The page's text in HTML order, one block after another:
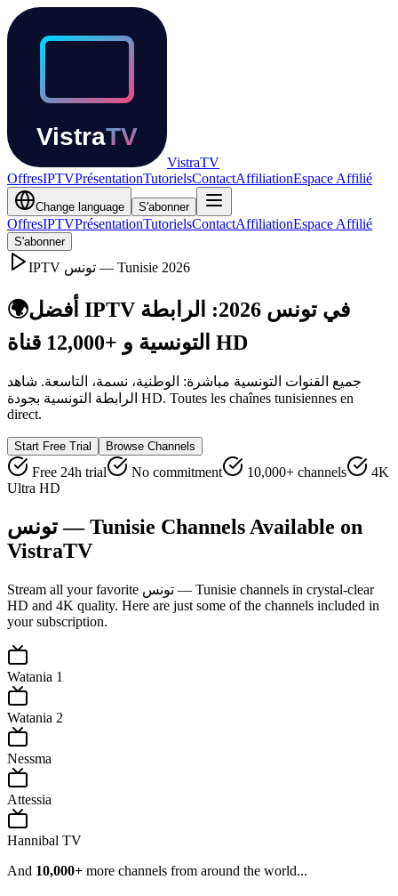
VistraTV
OffresIPTVPrésentationTutorielsContactAffiliationEspace Affilié
Change language S'abonner
OffresIPTVPrésentationTutorielsContactAffiliationEspace Affilié
S'abonner
IPTV تونس — Tunisie 2026
🌍أفضل IPTV في تونس 2026: الرابطة
التونسية و +12,000 قناة HD
جميع القنوات التونسية مباشرة: الوطنية، نسمة، التاسعة. شاهد
الرابطة التونسية بجودة HD. Toutes les chaînes tunisiennes en
direct.
Start Free Trial Browse Channels
Free 24h trial No commitment 10,000+ channels
4K
Ultra HD
تونس — Tunisie Channels Available on
VistraTV
Stream all your favorite تونس — Tunisie channels in crystal-clear
HD and 4K quality. Here are just some of the channels included in
your subscription.
Watania 1
Watania 2
Nessma
Attessia
Hannibal TV
And 10,000+ more channels from around the world...